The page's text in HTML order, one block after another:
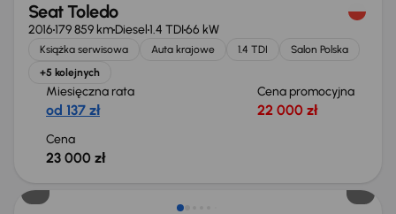
Seat Toledo
2016179 859 kmDiesel1.4 TDI66 kW
Książka serwisowa Auta krajowe 1.4 TDI
Salon Polska
+5 kolejnych
Miesięczna rata
od 137 zł
Cena promocyjna
22 000 zł
Cena
23 000 zł